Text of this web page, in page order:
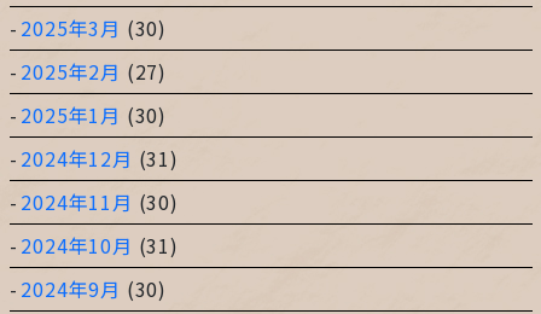
2025年3月 (30)
2025年2月 (27)
2025年1月 (30)
2024年12月 (31)
2024年11月 (30)
2024年10月 (31)
2024年9月 (30)